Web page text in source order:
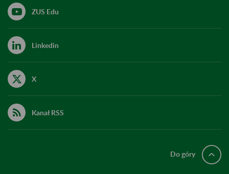
ZUS Edu
Linkedin
X
Kanał RSS
Do góry